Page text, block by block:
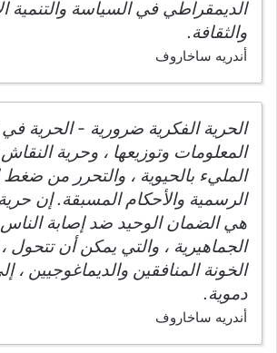
الديمقراطي في السياسة والتنمية
والثقافة.
أندريه ساخاروف
الحرية الفكرية ضرورية - الحرية
المعلومات وتوزيعها ، وحرية النقاش
المليء بالحيوية ، والتحرر من
الرسمية والأحكام المسبقة. إن
هي الضمان الوحيد ضد إصابة الناس
الجماهيرية ، والتي يمكن أن تتحول
الخونة المنافقين والديماغوجيين ،
دموية.
أندريه ساخاروف